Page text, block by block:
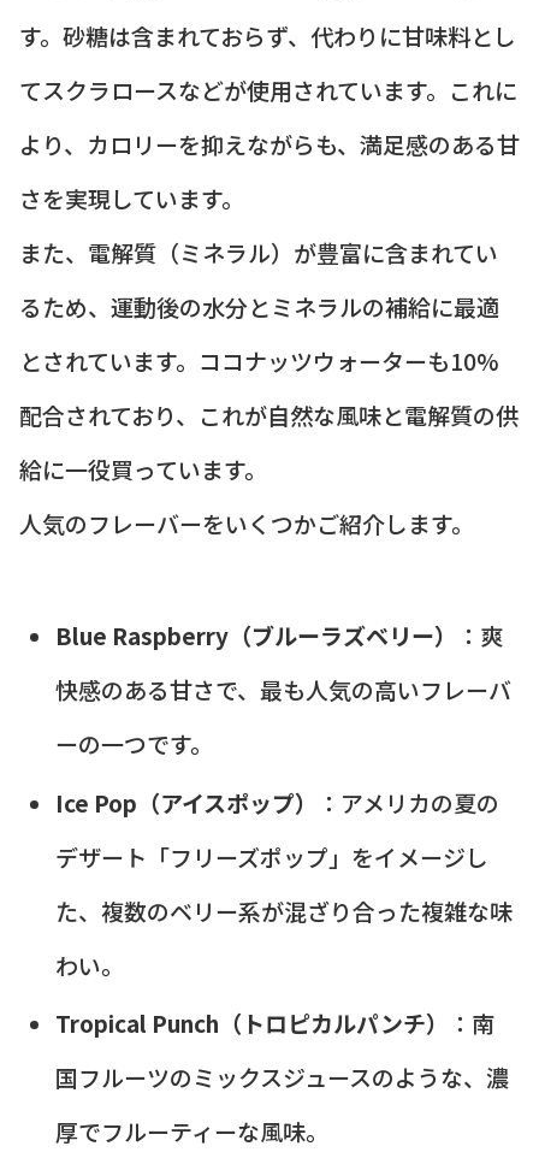
す。砂糖は含まれておらず、代わりに甘味料とし
てスクラロースなどが使用されています。これに
より、カロリーを抑えながらも、満足感のある甘
さを実現しています。
また、電解質（ミネラル）が豊富に含まれてい
るため、運動後の水分とミネラルの補給に最適
とされています。ココナッツウォーターも10%
配合されており、これが自然な風味と電解質の供
給に一役買っています。
人気のフレーバーをいくつかご紹介します。
Blue Raspberry（ブルーラズベリー）
：爽
快感のある甘さで、最も人気の高いフレーバ
ーの一つです。
Ice Pop（アイスポップ）
：アメリカの夏の
デザート「フリーズポップ」をイメージし
た、複数のベリー系が混ざり合った複雑な味
わい。
Tropical Punch（トロピカルパンチ）
：南
国フルーツのミックスジュースのような、濃
厚でフルーティーな風味。